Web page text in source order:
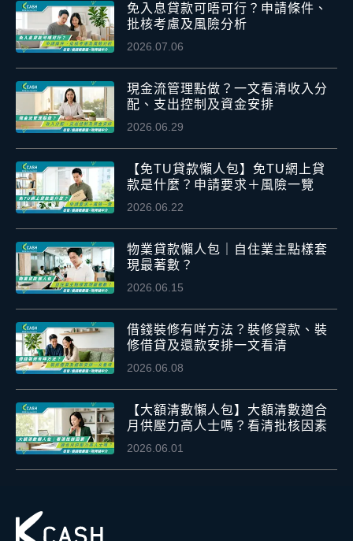
免入息貸款可唔可行？申請條件、
批核考慮及風險分析
2026.07.06
現金流管理點做？一文看清收入分
配、支出控制及資金安排
2026.06.29
【免TU貸款懶人包】免TU網上貸
款是什麼？申請要求＋風險一覽
2026.06.22
物業貸款懶人包｜自住業主點樣套
現最著數？
2026.06.15
借錢裝修有咩方法？裝修貸款、裝
修借貸及還款安排一文看清
2026.06.08
【大額清數懶人包】大額清數適合
月供壓力高人士嗎？看清批核因素
2026.06.01